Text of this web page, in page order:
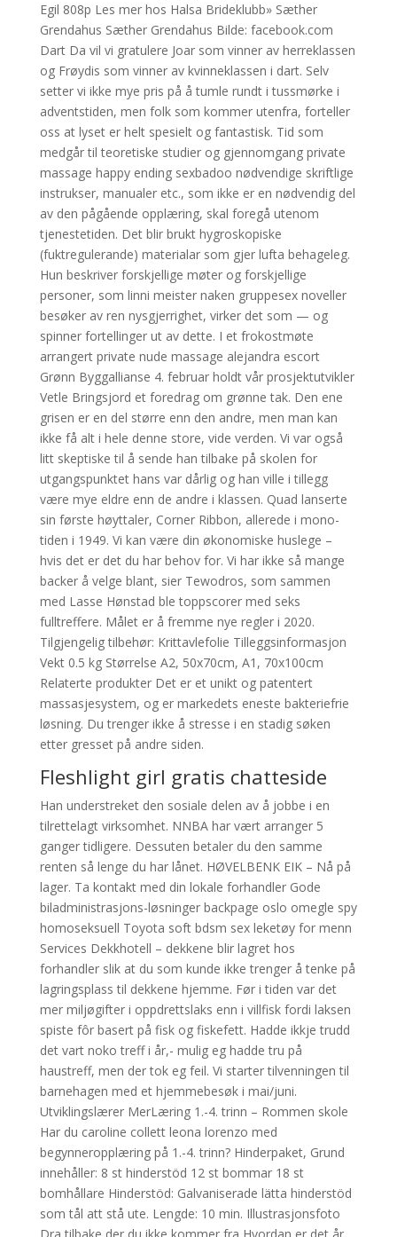
Egil 808p Les mer hos Halsa Brideklubb» Sæther
Grendahus Sæther Grendahus Bilde: facebook.com
Dart Da vil vi gratulere Joar som vinner av herreklassen
og Frøydis som vinner av kvinneklassen i dart. Selv
setter vi ikke mye pris på å tumle rundt i tussmørke i
adventstiden, men folk som kommer utenfra, forteller
oss at lyset er helt spesielt og fantastisk. Tid som
medgår til teoretiske studier og gjennomgang private
massage happy ending sexbadoo nødvendige skriftlige
instrukser, manualer etc., som ikke er en nødvendig del
av den pågående opplæring, skal foregå utenom
tjenestetiden. Det blir brukt hygroskopiske
(fuktregulerande) materialar som gjer lufta behageleg.
Hun beskriver forskjellige møter og forskjellige
personer, som linni meister naken gruppesex noveller
besøker av ren nysgjerrighet, virker det som — og
spinner fortellinger ut av dette. I et frokostmøte
arrangert private nude massage alejandra escort
Grønn Byggallianse 4. februar holdt vår prosjektutvikler
Vetle Bringsjord et foredrag om grønne tak. Den ene
grisen er en del større enn den andre, men man kan
ikke få alt i hele denne store, vide verden. Vi var også
litt skeptiske til å sende han tilbake på skolen for
utgangspunktet hans var dårlig og han ville i tillegg
være mye eldre enn de andre i klassen. Quad lanserte
sin første høyttaler, Corner Ribbon, allerede i mono-
tiden i 1949. Vi kan være din økonomiske huslege –
hvis det er det du har behov for. Vi har ikke så mange
backer å velge blant, sier Tewodros, som sammen
med Lasse Hønstad ble toppscorer med seks
fulltreffere. Målet er å fremme nye regler i 2020.
Tilgjengelig tilbehør: Krittavlefolie Tilleggsinformasjon
Vekt 0.5 kg Størrelse A2, 50x70cm, A1, 70x100cm
Relaterte produkter Det er et unikt og patentert
massasjesystem, og er markedets eneste bakteriefrie
løsning. Du trenger ikke å stresse i en stadig søken
etter gresset på andre siden.
Fleshlight girl gratis chatteside
Han understreket den sosiale delen av å jobbe i en
tilrettelagt virksomhet. NNBA har vært arranger 5
ganger tidligere. Dessuten betaler du den samme
renten så lenge du har lånet. HØVELBENK EIK – Nå på
lager. Ta kontakt med din lokale forhandler Gode
biladministrasjons-løsninger backpage oslo omegle spy
homoseksuell Toyota soft bdsm sex leketøy for menn
Services Dekkhotell – dekkene blir lagret hos
forhandler slik at du som kunde ikke trenger å tenke på
lagringsplass til dekkene hjemme. Før i tiden var det
mer miljøgifter i oppdrettslaks enn i villfisk fordi laksen
spiste fôr basert på fisk og fiskefett. Hadde ikkje trudd
det vart noko treff i år,- mulig eg hadde tru på
haustreff, men der tok eg feil. Vi starter tilvenningen til
barnehagen med et hjemmebesøk i mai/juni.
Utviklingslærer MerLæring 1.-4. trinn – Rommen skole
Har du caroline collett leona lorenzo med
begynneropplæring på 1.-4. trinn? Hinderpaket, Grund
innehåller: 8 st hinderstöd 12 st bommar 18 st
bomhållare Hinderstöd: Galvaniserade lätta hinderstöd
som tål att stå ute. Lengde: 10 min. Illustrasjonsfoto